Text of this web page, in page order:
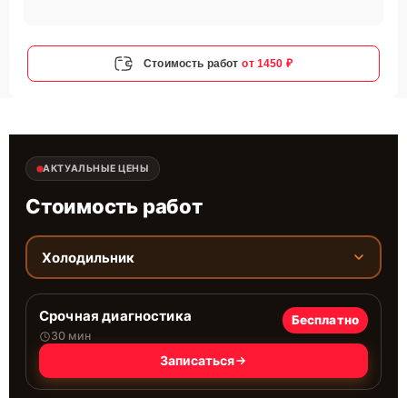
Стоимость работ от 1450 ₽
АКТУАЛЬНЫЕ ЦЕНЫ
Стоимость работ
Холодильник
Срочная диагностика
30 мин
Бесплатно
Записаться